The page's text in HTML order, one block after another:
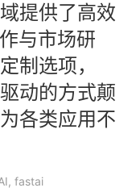
提供了高效
与市场研
制选项，
动的方式颠
各类应用不
, fastai